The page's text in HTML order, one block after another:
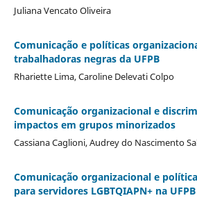
Juliana Vencato Oliveira
Comunicação e políticas
trabalhadoras negras da UFPB
Rhariette Lima, Caroline Delevati Colpo
Comunicação organizacional e
impactos em grupos minorizados
Cassiana Caglioni, Audrey do Nascimento
Comunicação organizacional e
para servidores LGBTQIAPN+ na UFPB